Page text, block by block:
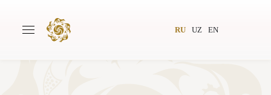
RU UZ EN